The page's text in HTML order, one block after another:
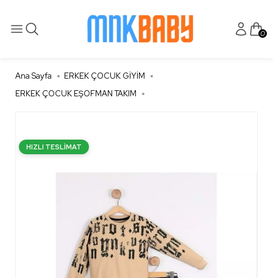
0
Ana Sayfa
ERKEK ÇOCUK GİYİM
ERKEK ÇOCUK EŞOFMAN TAKIM